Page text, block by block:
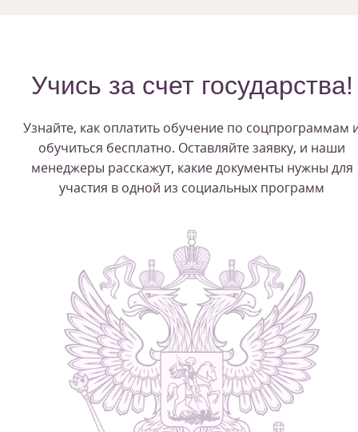
Учись за счет государства!
Узнайте, как оплатить обучение по соцпрограммам
обучиться бесплатно. Оставляйте заявку, и наши
менеджеры расскажут, какие документы нужны для
участия в одной из социальных программ